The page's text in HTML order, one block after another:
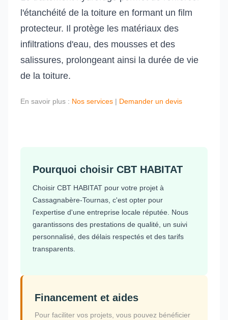
l'étanchéité de la toiture en formant un film
protecteur. Il protège les matériaux des
infiltrations d'eau, des mousses et des
salissures, prolongeant ainsi la durée de vie
de la toiture.
En savoir plus : Nos services | Demander un devis
Pourquoi choisir CBT HABITAT
Choisir CBT HABITAT pour votre projet à
Cassagnabère-Tournas, c'est opter pour
l'expertise d'une entreprise locale réputée. Nous
garantissons des prestations de qualité, un suivi
personnalisé, des délais respectés et des tarifs
transparents.
Financement et aides
Pour faciliter vos projets, vous pouvez bénéficier